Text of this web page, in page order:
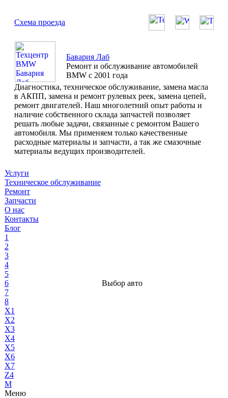
Схема проезда
Бавария Лаб
Ремонт и обслуживание автомобилей
BMW с 2001 года
Диагностика, техническое обслуживание, замена масла
в АКПП, замена и ремонт рулевых реек, замена цепей,
ремонт двигателей. Наш многолетний опыт работы и
наличие собственного склада запчастей позволяет
решать любые задачи, связанные с ремонтом Вашего
автомобиля. Мы применяем только качественные
расходные материалы и запчасти, а так же смазочные
материалы ведущих производителей.
Услуги
Техническое обслуживание
Ремонт
Запчасти
О нас
Контакты
Блог
1
2
3
4
5
6
7
8
X1
X2
X3
X4
X5
X6
X7
Z4
М
Меню
Выбор авто